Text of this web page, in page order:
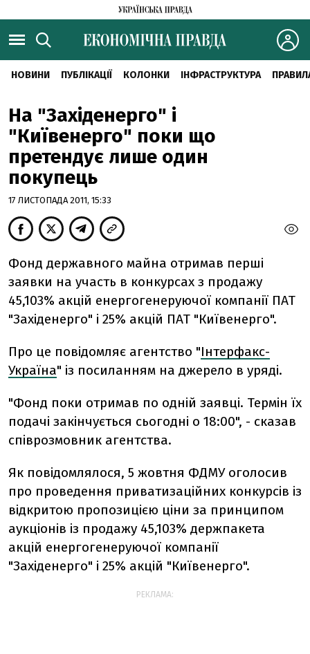
НОВИНИ ПУБЛІКАЦІЇ КОЛОНКИ ІНФРАСТРУКТУРА
На "Західенерго" і
"Київенерго" поки що
претендує лише один
покупець
17 ЛИСТОПАДА 2011, 15:33
Фонд державного майна отримав перші
заявки на участь в конкурсах з продажу
45,103% акцій енергогенеруючої компанії ПАТ
"Західенерго" і 25% акцій ПАТ "Київенерго".
Про це повідомляє агентство "Інтерфакс-
Україна" із посиланням на джерело в уряді.
"Фонд поки отримав по одній заявці. Термін їх
подачі закінчується сьогодні о 18:00", - сказав
співрозмовник агентства.
Як повідомлялося, 5 жовтня ФДМУ оголосив
про проведення приватизаційних конкурсів із
відкритою пропозицією ціни за принципом
аукціонів із продажу 45,103% держпакета
акцій енергогенеруючої компанії
"Західенерго" і 25% акцій "Київенерго".
РЕКЛАМА: